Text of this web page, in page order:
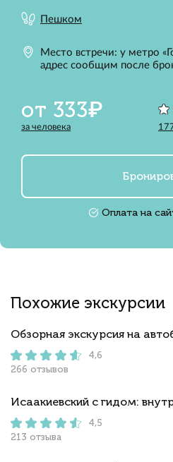
Пешком
Место встречи: у метро
адрес сообщим после
от 333₽
за человека
Оплата на
Похожие экскурсии
Обзорная экскурсия на
4,6
266 отзывов
Исаакиевский с гидом:
4,5
213 отзыва